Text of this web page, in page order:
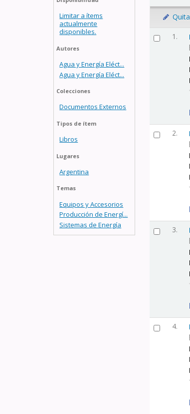
Limitar a ítems
actualmente
disponibles.
Autores
Agua y Energía Eléct...
Agua y Energía Eléct...
Colecciones
Documentos Externos
Tipos de ítem
Libros
Lugares
Argentina
Temas
Equipos y Accesorios
Producción de Energí...
Sistemas de Energía
1.
2.
3.
4.